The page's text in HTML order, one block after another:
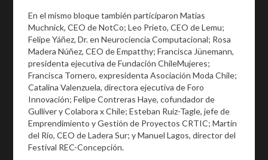
En el mismo bloque también participaron Matías
Muchnick, CEO de NotCo; Leo Prieto, CEO de Lemu;
Felipe Yáñez, Dr. en Neurociencia Computacional; Rosa
Madera Núñez, CEO de Empatthy; Francisca Jünemann,
presidenta ejecutiva de Fundación ChileMujeres;
Francisca Tornero, expresidenta Asociación Moda Chile;
Catalina Valenzuela, directora ejecutiva de Foro
Innovación; Felipe Contreras Haye, cofundador de
Gulliver y Colabora x Chile; Esteban Ruiz-Tagle, jefe de
Emprendimiento y Gestión de Proyectos CRTIC; Martín
del Río, CEO de Ladera Sur; y Manuel Lagos, director del
Festival REC-Concepción.